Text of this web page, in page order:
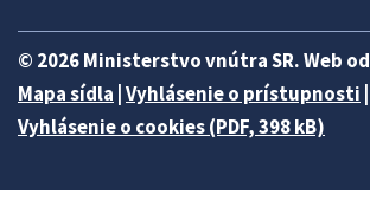
© 2026 Ministerstvo vnútra SR. Web od
Mapa sídla Vyhlásenie o prístupnosti
Vyhlásenie o cookies (PDF, 398 kB)